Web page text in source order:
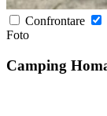
Confrontare
Foto
Camping